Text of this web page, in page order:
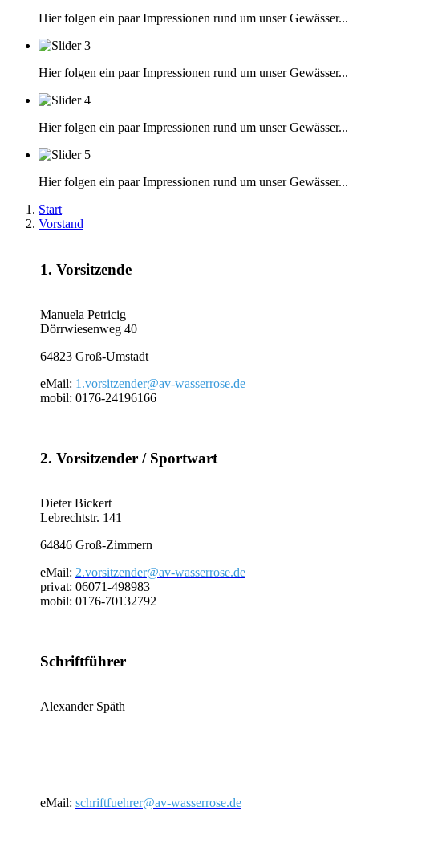
Hier folgen ein paar Impressionen rund um unser Gewässer...
Hier folgen ein paar Impressionen rund um unser Gewässer...
Hier folgen ein paar Impressionen rund um unser Gewässer...
Hier folgen ein paar Impressionen rund um unser Gewässer...
Start
Vorstand
1. Vorsitzende
Manuela Petricig
Dörrwiesenweg 40
64823 Groß-Umstadt
eMail: 1.vorsitzender@av-wasserrose.de
mobil: 0176-24196166
2. Vorsitzender / Sportwart
Dieter Bickert
Lebrechtstr. 141
64846 Groß-Zimmern
eMail: 2.vorsitzender@av-wasserrose.de
privat: 06071-498983
mobil: 0176-70132792
Schriftführer
Alexander Späth
eMail: schriftfuehrer@av-wasserrose.de